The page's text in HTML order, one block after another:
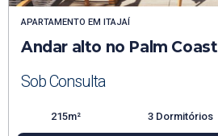
APARTAMENTO EM ITAJAÍ
Andar alto no Palm Coast
Sob Consulta
215m² 3 Dormitórios